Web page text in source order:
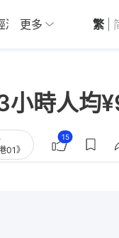
01深圳 觀點
更多 繁
時人均
01》
15